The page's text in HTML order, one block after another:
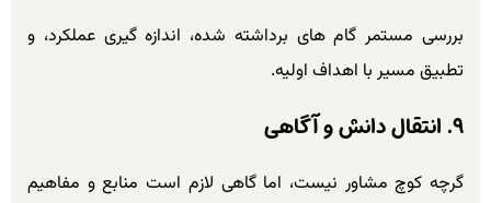
بررسی مستمر گام های برداشته شده، اندازه گیری عملکرد، و
تطبیق مسیر با اهداف اولیه.
۹. انتقال دانش و آگاهی
گرچه کوچ مشاور نیست، اما گاهی لازم است منابع و مفاهیم